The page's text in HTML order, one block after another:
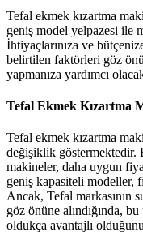
Tefal ekmek kızartma
geniş model yelpazesi ile
İhtiyaçlarınıza ve
belirtilen faktörleri göz
yapmanıza yardımcı
Tefal Ekmek Kızartma
Tefal ekmek kızartma
değişiklik göstermektedir.
makineler, daha uygun
geniş kapasiteli modeller,
Ancak, Tefal markasının
göz önüne alındığında,
oldukça avantajlı